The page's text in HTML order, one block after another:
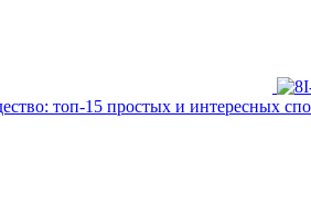
топ-15 простых и интересных